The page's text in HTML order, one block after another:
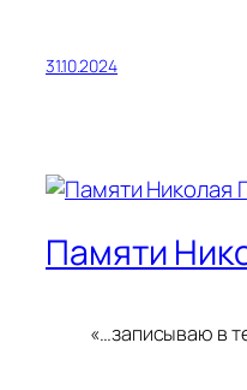
31.10.2024
Памяти
«…записываю в